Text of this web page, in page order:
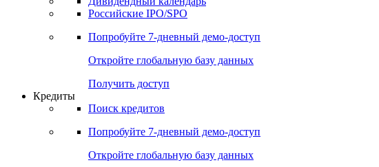
Получить доступ
Акции
Поиск акций
Дивидендный календарь
Российские IPO/SPO
Попробуйте7-дневный
Откройте глобальную базу данных
Получить доступ
Кредиты
Поиск кредитов